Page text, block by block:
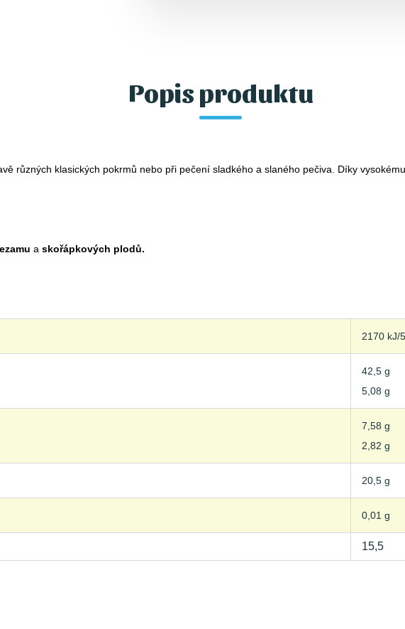
Popis produktu
různých klasických pokrmů nebo při pečení sladkého a slaného pečiva. Díky
a skořápkových plodů.
2170 kJ/
42,5 g
5,08 g
7,58 g
2,82 g
20,5 g
0,01 g
15,5